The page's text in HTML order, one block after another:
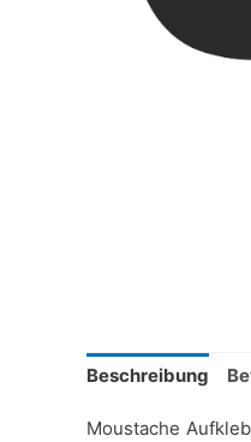
Beschreibung
Moustache